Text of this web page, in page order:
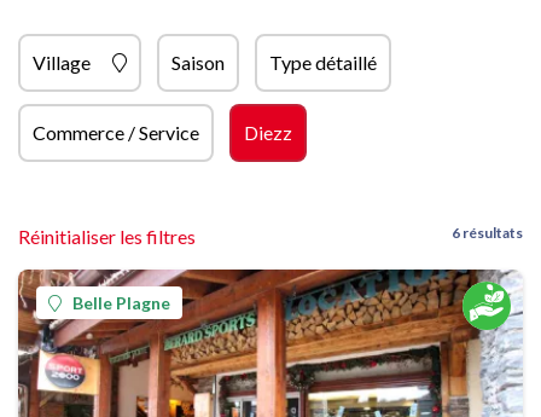
Village Saison Type détaillé
Commerce / Service Diezz
Réinitialiser les filtres 6 résultats
Belle Plagne